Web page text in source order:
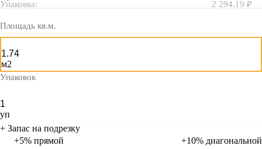
Упаковка: 2 294.19 ₽
Площадь кв.м.
м2
Упаковок
уп
+ Запас на подрезку
+5% прямой
+10% диагональной